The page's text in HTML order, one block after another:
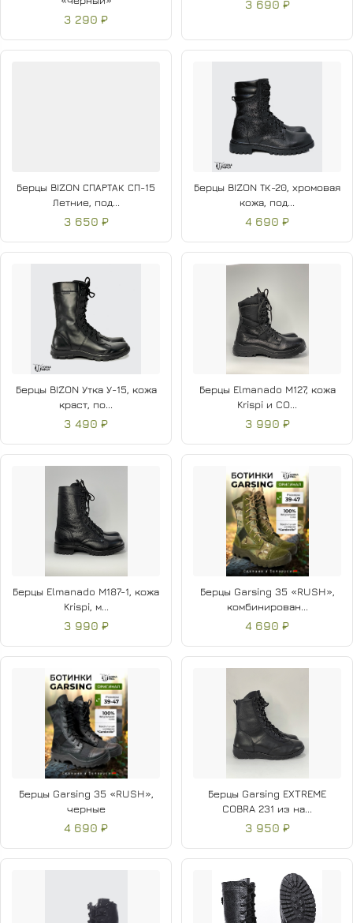
3 290 ₽
3 690 ₽
Берцы BIZON СПАРТАК СП-15
Летние, под...
3 650 ₽
Берцы BIZON ТК-20, хромовая
кожа, под...
4 690 ₽
Берцы BIZON Утка У-15, кожа
краст, по...
3 490 ₽
Берцы Elmanado M127, кожа
Krispi и CO...
3 990 ₽
Берцы Elmanado M187-1, кожа
Krispi, м...
3 990 ₽
Берцы Garsing 35 «RUSH»,
комбинирован...
4 690 ₽
Берцы Garsing 35 «RUSH»,
черные
4 690 ₽
Берцы Garsing EXTREME
COBRA 231 из на...
3 950 ₽